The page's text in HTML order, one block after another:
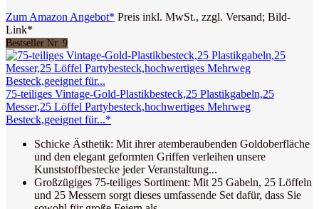
Zum Amazon Angebot* Preis inkl. MwSt., zzgl. Versand; Bild-
Link*
Bestseller Nr. 9
75-teiliges Vintage-Gold-Plastikbesteck,25 Plastikgabeln,25
Messer,25 Löffel Partybesteck,hochwertiges Mehrweg
Besteck,geeignet für...*
Schicke Ästhetik: Mit ihrer atemberaubenden Goldoberfläche
und den elegant geformten Griffen verleihen unsere
Kunststoffbestecke jeder Veranstaltung...
Großzügiges 75-teiliges Sortiment: Mit 25 Gabeln, 25 Löffeln
und 25 Messern sorgt dieses umfassende Set dafür, dass Sie